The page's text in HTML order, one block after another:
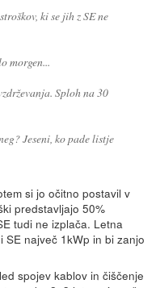
ki se jih z SE ne
morgen...
Sploh na 30
Jeseni, ko pade listje
si jo očitno postavil v
predstavljajo 50%
tudi ne izplača. Letna
največ 1kWp in bi zanjo
spojev kablov in čiščenje